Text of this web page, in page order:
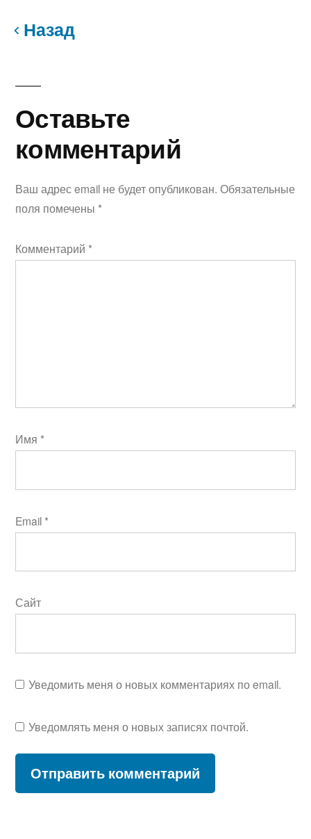
по
комментариям
Назад
Оставьте
комментарий
Ваш адрес email не будет опубликован. Обязательные
поля помечены *
Комментарий *
Имя *
Email *
Сайт
Уведомить меня о новых комментариях по email.
Уведомлять меня о новых записях почтой.
Оставьте
комментарий